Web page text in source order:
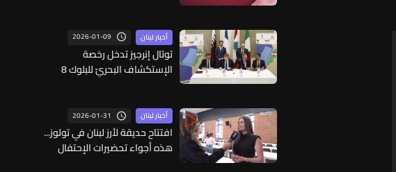
أخبار لبنان 2026-01-09
توتال إنرجيز تدخل رخصة
الإستكشاف البحريّ للبلوك 8
أخبار لبنان 2026-01-31
افتتاح حديقة لأرز لبنان في تولوز...
هذه أجواء تحضيرات الإحتفال